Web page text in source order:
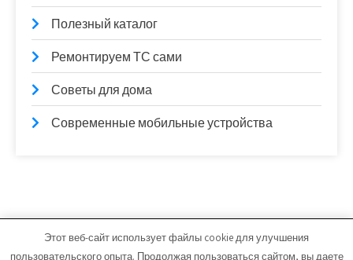
Полезный каталог
Ремонтируем ТС сами
Советы для дома
Современные мобильные устройства
lamintime.ru - Работает на WordPress
Этот веб-сайт использует файлы cookie для улучшения
пользовательского опыта. Продолжая пользоваться сайтом, вы даете